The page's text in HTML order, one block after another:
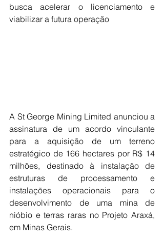
busca acelerar o licenciamento e
viabilizar a futura operação
A St George Mining Limited anunciou a
assinatura de um acordo vinculante
para a aquisição de um terreno
estratégico de 166 hectares por R$ 14
milhões, destinado à instalação de
estruturas de processamento e
instalações operacionais para o
desenvolvimento de uma mina de
nióbio e terras raras no Projeto Araxá,
em Minas Gerais.